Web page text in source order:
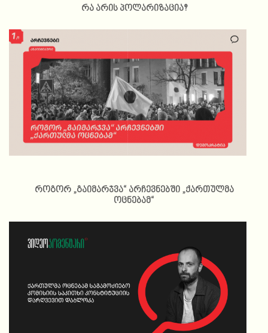
რა არის პოლარიზაცია?
როგორ „გაიმარჯვა“ არჩევნებში „ქართულმა
ოცნებამ“